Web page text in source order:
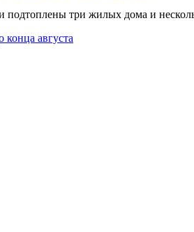
подтоплены три жилых дома и
августа